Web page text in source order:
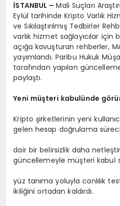
İSTANBUL –Mali Suçları
Eylül tarihinde Kripto Varlık
ve Sıkılaştırılmış Tedbirler
varlık hizmet sağlayıcılar için
açığa kavuşturan rehberler,
yayımlandı. Paribu Hukuk
tarafından yapılan
paylaştı.
Yeni müşteri kabulünde gö
Kripto şirketlerinin yeni
gelen hesap doğrulama
dair bir belirsizlik daha
güncellemeyle müşteri kabul
yüz tanıma yoluyla canlılık
ikiliğini ortadan kaldırdı.